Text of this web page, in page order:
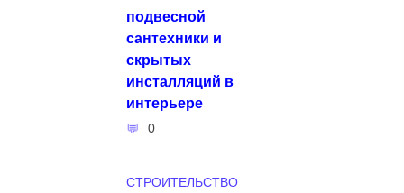
подвесной
сантехники и
скрытых
инсталляций в
интерьере
0
СТРОИТЕЛЬСТВО